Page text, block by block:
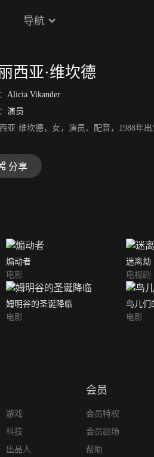
导航
西亚·维坎德
Alicia Vikander
演员
亚·维坎德，女，演员、配音，1988年
分享
煽动者
电影
迷离劫
电视剧
姆明谷的圣诞降临
电影
鸟儿们
电影
游戏
科技
出品人
会员
会员特权
会员剧场
帮助